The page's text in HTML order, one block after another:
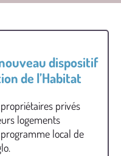
dispositif
de l’Habitat
privés
logements
local de